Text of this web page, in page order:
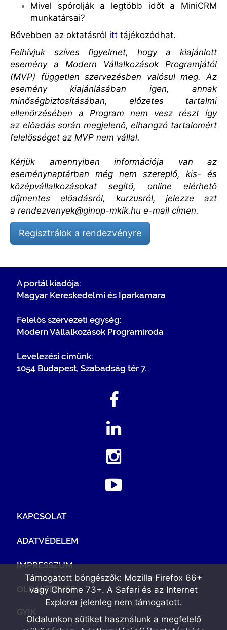
Mivel spórolják a legtöbb időt a MiniCRM
munkatársai?
Bővebben az oktatásról itt tájékozódhat.
Felhívjuk szíves figyelmet, hogy a kiajánlott
esemény a Modern Vállalkozások Programjától
(MVP) független szervezésben valósul meg. Az
esemény kiajánlásában igen, annak
minőségbiztosításában, előzetes tartalmi
ellenőrzésében a Program nem vesz részt így
az előadás során megjelenő, elhangzó tartalomért
felelősséget az MVP nem vállal.
Kérjük amennyiben információja van az
eseménynaptárban még nem szereplő, kis- és
középvállalkozásokat segítő, online elérhető
díjmentes előadásról, kurzusról, jelezze azt
a rendezvenyek@ginop-mkik.hu e-mail címen.
Regisztrálok a rendezvényre
A portál kiadója:
Magyar Kereskedelmi és Iparkamara
Felelős szervezeti egység:
Modern Vállalkozások Programiroda
Levelezési címünk:
1054 Budapest, Szabadság tér 7.
KAPCSOLAT
ADATVÉDELEM
IMPRESSZUM
OLDALTÉRKÉP
GYIK
Támogatott böngészők: Mozilla Firefox 66+
vagy Chrome 73+. A Safari és az Internet
Explorer jelenleg nem támogatott.
Oldalunkon sütiket használunk a megfelelő